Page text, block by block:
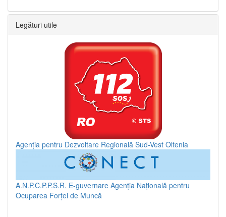
Legături utile
Agenția pentru Dezvoltare Regională Sud-Vest Oltenia
A.N.P.C.P.P.S.R. E-guvernare Agenția Națională pentru
Ocuparea Forței de Muncă